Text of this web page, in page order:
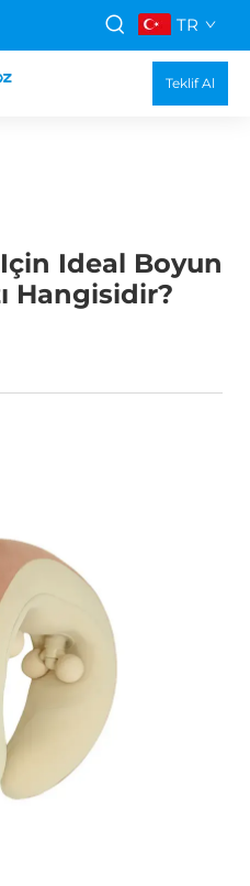
TR
Teklif Al
Için Ideal Boyun
Hangisidir?